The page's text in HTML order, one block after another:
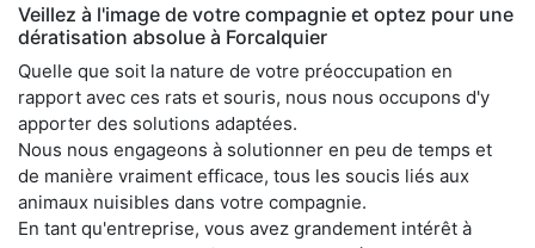
Veillez à l'image de votre compagnie et optez pour une
dératisation absolue à Forcalquier
Quelle que soit la nature de votre préoccupation en
rapport avec ces rats et souris, nous nous occupons d'y
apporter des solutions adaptées.
Nous nous engageons à solutionner en peu de temps et
de manière vraiment efficace, tous les soucis liés aux
animaux nuisibles dans votre compagnie.
En tant qu'entreprise, vous avez grandement intérêt à